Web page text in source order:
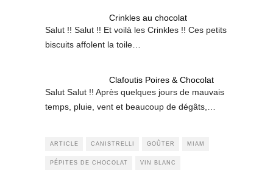
Crinkles au chocolat
Salut !! Salut !! Et voilà les Crinkles !! Ces petits
biscuits affolent la toile…
Clafoutis Poires & Chocolat
Salut Salut !! Après quelques jours de mauvais
temps, pluie, vent et beaucoup de dégâts,…
ARTICLE CANISTRELLI GOÛTER MIAM
PÉPITES DE CHOCOLAT VIN BLANC